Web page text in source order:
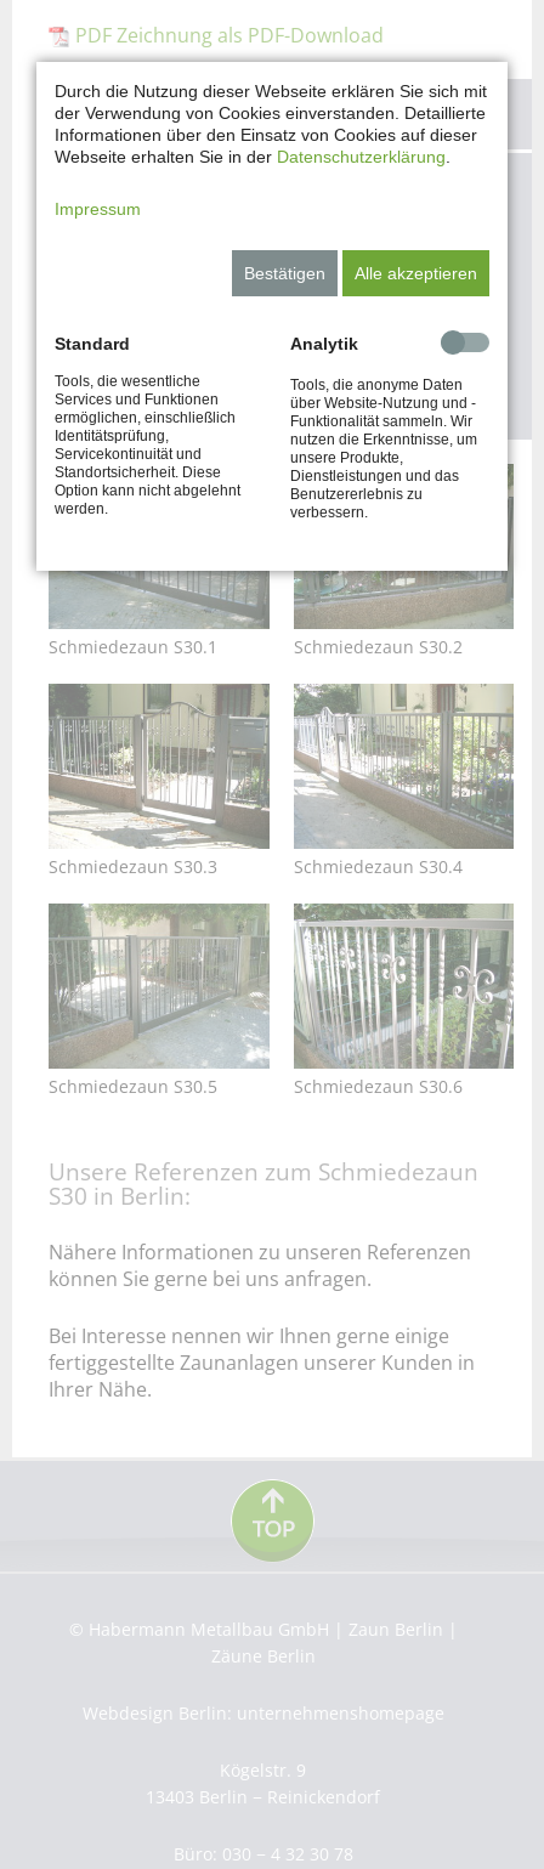
PDF Zeichnung als PDF-Download
KONTAKTIEREN SIE UNS!
Vorstellungen mit uns besprechen?
Sie haben Interesse an einem unserer
JETZT ANFRAGEN
Schmiedezaun S30.1 Schmiedezaun S30.2
Schmiedezaun S30.3 Schmiedezaun S30.4
Schmiedezaun S30.5 Schmiedezaun S30.6
Unsere Referenzen zum Schmiedezaun
S30 in Berlin:
Nähere Informationen zu unseren Referenzen
können Sie gerne bei uns anfragen.
Bei Interesse nennen wir Ihnen gerne einige
fertiggestellte Zaunanlagen unserer Kunden in
Ihrer Nähe.
© Habermann Metallbau GmbH | Zaun Berlin |
Zäune Berlin
Webdesign Berlin: unternehmenshomepage
Kögelstr. 9
13403 Berlin − Reinickendorf
Büro: 030 − 4 32 30 78
Durch die Nutzung dieser Webseite erklären Sie sich mit
der Verwendung von Cookies einverstanden. Detaillierte
Informationen über den Einsatz von Cookies auf dieser
Webseite erhalten Sie in der Datenschutzerklärung
Impressum
Bestätigen Alle akzeptieren
Standard
Tools, die wesentliche
Services und Funktionen
ermöglichen, einschließlich
Identitätsprüfung,
Servicekontinuität und
Standortsicherheit. Diese
Option kann nicht abgelehnt
werden.
Analytik
Tools, die anonyme Daten
über Website-Nutzung und -
Funktionalität sammeln. Wir
nutzen die Erkenntnisse, um
unsere Produkte,
Dienstleistungen und das
Benutzererlebnis zu
verbessern.